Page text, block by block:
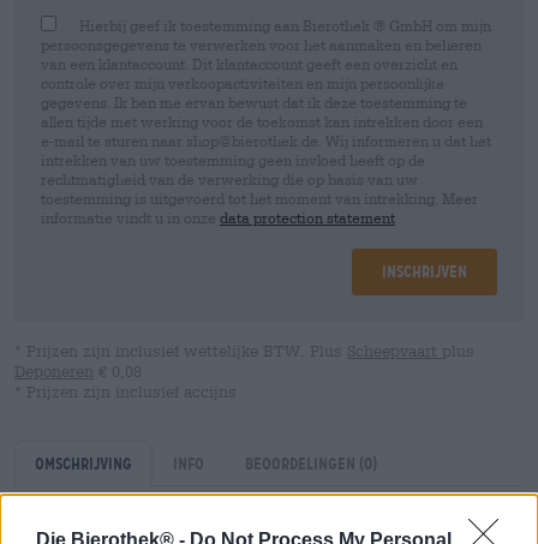
Die Bierothek® - Do Not Process My Personal
Hierbij geef ik toestemming aan Bierothek ® GmbH om mijn
persoonsgegevens te verwerken voor het aanmaken en beheren
van een klantaccount. Dit klantaccount geeft een overzicht en
controle over mijn verkoopactiviteiten en mijn persoonlijke
gegevens. Ik ben me ervan bewust dat ik deze toestemming te
allen tijde met werking voor de toekomst kan intrekken door een
e-mail te sturen naar shop@bierothek.de. Wij informeren u dat het
intrekken van uw toestemming geen invloed heeft op de
rechtmatigheid van de verwerking die op basis van uw
toestemming is uitgevoerd tot het moment van intrekking. Meer
informatie vindt u in onze data protection statement
Inschrijven
* Prijzen zijn inclusief wettelijke BTW. Plus Scheepvaart plus
Deponeren € 0,08
* Prijzen zijn inclusief accijns
Omschrijving Info Beoordelingen (0)